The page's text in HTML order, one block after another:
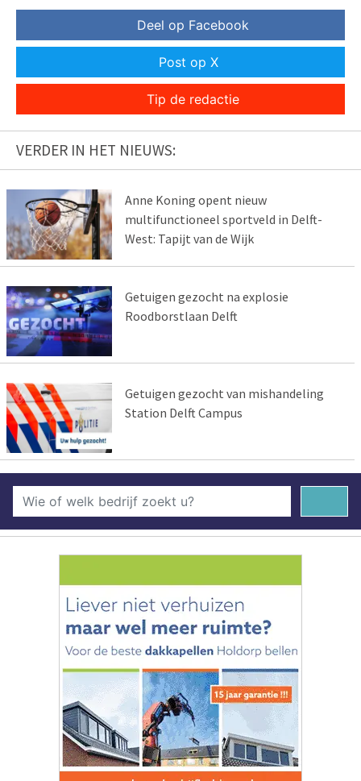
Deel op Facebook
Post op X
Tip de redactie
VERDER IN HET NIEUWS:
Anne Koning opent nieuw
multifunctioneel sportveld in Delft-
West: Tapijt van de Wijk
Getuigen gezocht na explosie
Roodborstlaan Delft
Getuigen gezocht van mishandeling
Station Delft Campus